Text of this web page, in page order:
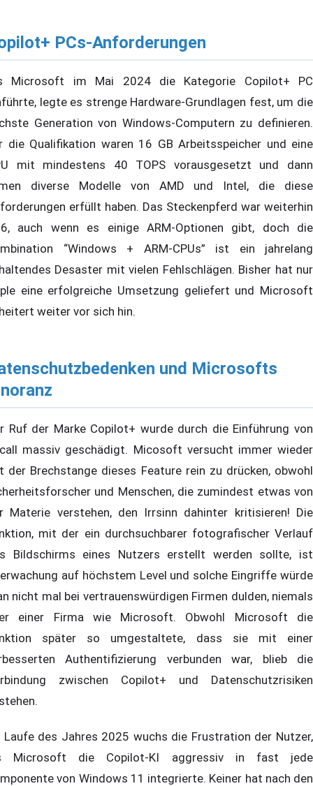
PCs-Anforderungen
Microsoft im Mai 2024 die Kategorie Copilot+ PC
legte es strenge Hardware-Grundlagen fest, um die
Generation von Windows-Computern zu definieren.
die Qualifikation waren 16 GB Arbeitsspeicher und eine
mit mindestens 40 TOPS vorausgesetzt und dann
diverse Modelle von AMD und Intel, die diese
erfüllt haben. Das Steckenpferd war weiterhin
auch wenn es einige ARM-Optionen gibt, doch die
“Windows + ARM-CPUs” ist ein jahrelang
Desaster mit vielen Fehlschlägen. Bisher hat nur
eine erfolgreiche Umsetzung geliefert und Microsoft
weiter vor sich hin.
und Microsofts
Ruf der Marke Copilot+ wurde durch die Einführung von
massiv geschädigt. Micosoft versucht immer wieder
der Brechstange dieses Feature rein zu drücken, obwohl
und Menschen, die zumindest etwas von
Materie verstehen, den Irrsinn dahinter kritisieren! Die
mit der ein durchsuchbarer fotografischer Verlauf
Bildschirms eines Nutzers erstellt werden sollte, ist
auf höchstem Level und solche Eingriffe würde
nicht mal bei vertrauenswürdigen Firmen dulden, niemals
einer Firma wie Microsoft. Obwohl Microsoft die
später so umgestaltete, dass sie mit einer
Authentifizierung verbunden war, blieb die
zwischen Copilot+ und Datenschutzrisiken
Laufe des Jahres 2025 wuchs die Frustration der Nutzer,
Microsoft die Copilot-KI aggressiv in fast jede
von Windows 11 integrierte. Keiner hat nach den